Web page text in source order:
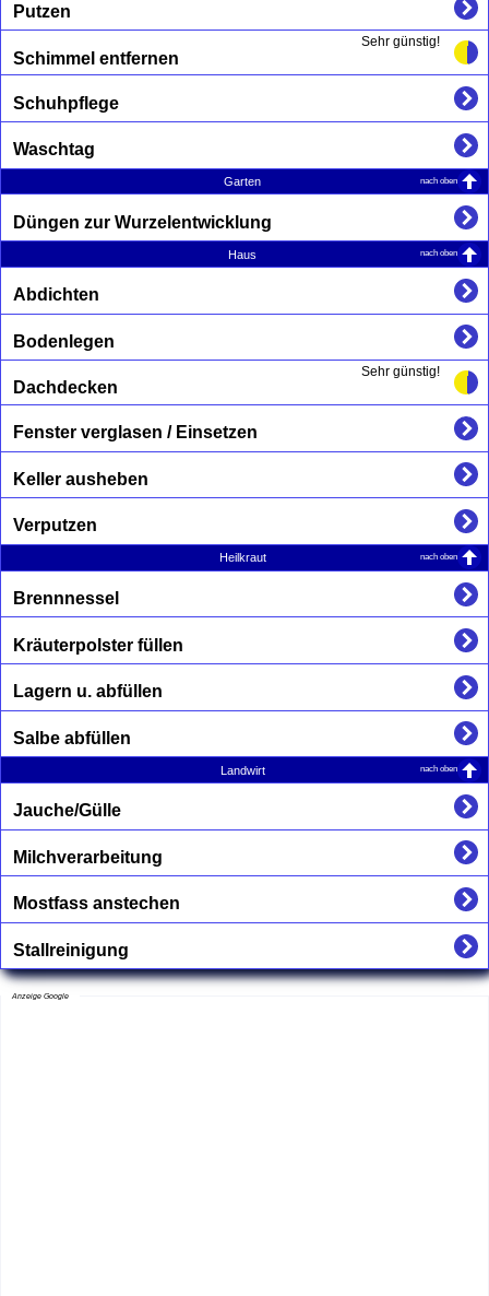
Putzen
Sehr günstig!
Schimmel entfernen
Schuhpflege
Waschtag
Garten nach oben
Düngen zur Wurzelentwicklung
Haus nach oben
Abdichten
Bodenlegen
Sehr günstig!
Dachdecken
Fenster verglasen / Einsetzen
Keller ausheben
Verputzen
Heilkraut nach oben
Brennnessel
Kräuterpolster füllen
Lagern u. abfüllen
Salbe abfüllen
Landwirt nach oben
Jauche/Gülle
Milchverarbeitung
Mostfass anstechen
Stallreinigung
Anzeige Google